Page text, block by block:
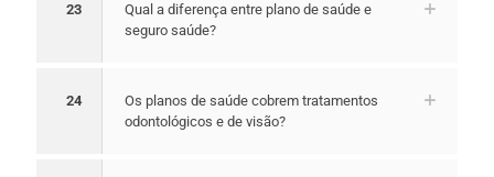
23
Qual a diferença entre plano de saúde e
seguro saúde?
24
Os planos de saúde cobrem tratamentos
odontológicos e de visão?